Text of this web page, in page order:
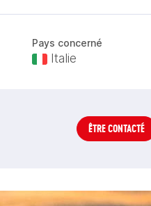
Pays concerné
Italie
ÊTRE CONTACTÉ